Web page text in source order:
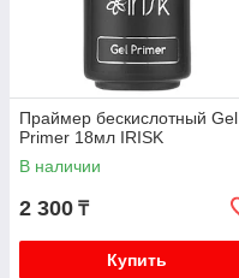
Праймер бескислотный Gel
Primer 18мл IRISK
В наличии
2 300 ₸
Купить